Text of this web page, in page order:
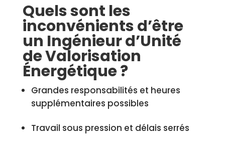
Quels sont les
inconvénients d’être
un Ingénieur d’Unité
de Valorisation
Énergétique ?
Grandes responsabilités et heures
supplémentaires possibles
Travail sous pression et délais serrés